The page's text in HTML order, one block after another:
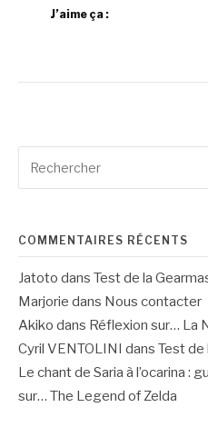
J’aime ça :
pour
COMMENTAIRES RÉCENTS
Jatoto dans Test de la
Marjorie dans Nous contacter
Akiko dans Réflexion sur… La
Cyril VENTOLINI dans Test de
Le chant de Saria à l’ocarina :
sur… The Legend of Zelda